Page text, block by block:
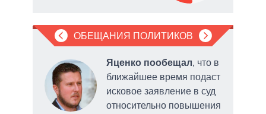
ОБЕЩАНИЯ ПОЛИТИКОВ
Яценко пообещал, что в
ближайшее время подаст
исковое заявление в суд
относительно повышения